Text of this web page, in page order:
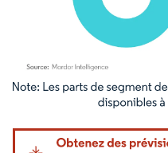
Image © Mordor Intelligence. La